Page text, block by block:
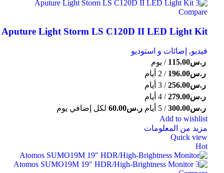
Compare
Aputure Light Storm LS C120D II LED Light Kit
فيديو, إضائات و استوديو
ر.س115.00 / يوم
ر.س196.00 / 2 أيام
ر.س256.00/ 3 أيام
ر.س279.00/ 4 أيام
ر.س300.00/ 5 أيام ر.س60.00 لكل إضافي يوم
Add to wishlist
مزيد من المعلومات
Quick view
Hot